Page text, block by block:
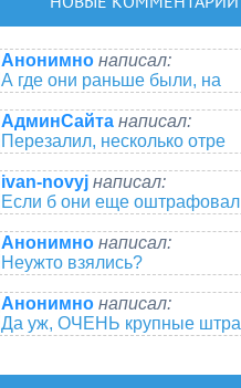
Анонимно написал:
А где они раньше были, на
АдминСайта написал:
Перезалил, несколько отре
ivan-novyj написал:
Если б они еще оштрафовал
Анонимно написал:
Неужто взялись?
Анонимно написал:
Да уж, ОЧЕНЬ крупные штра